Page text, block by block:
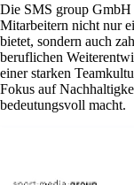
Die SMS group GmbH
Mitarbeitern nicht nur
bietet, sondern auch
beruflichen
einer starken
Fokus auf
bedeutungsvoll macht.